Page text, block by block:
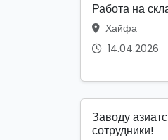
Работа на
Хайфа
14.04.2026
Заводу
сотрудники!